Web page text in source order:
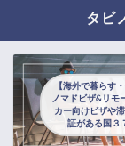
タビ
【海外で暮らす・
ノマドビザ&リモ
カー向けビザや
証がある国３